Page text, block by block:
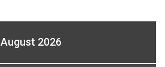
August 2026